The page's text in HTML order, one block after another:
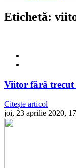
Etichetă:
Viitor fără trecut
Citește articol
joi, 23 aprilie 2020,